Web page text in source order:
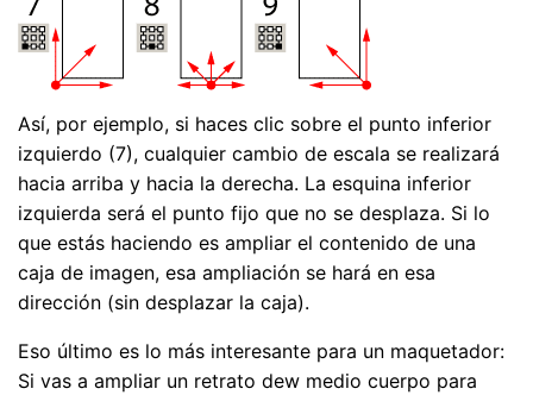
Así, por ejemplo, si haces clic sobre el punto inferior
izquierdo (7), cualquier cambio de escala se realizará
hacia arriba y hacia la derecha. La esquina inferior
izquierda será el punto fijo que no se desplaza. Si lo
que estás haciendo es ampliar el contenido de una
caja de imagen, esa ampliación se hará en esa
dirección (sin desplazar la caja).
Eso último es lo más interesante para un maquetador:
Si vas a ampliar un retrato dew medio cuerpo para